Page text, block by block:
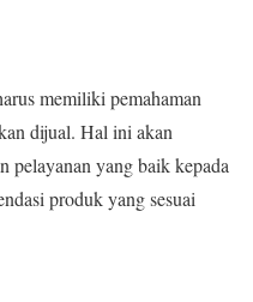
memiliki pemahaman
dijual. Hal ini akan
pelayanan yang baik kepada
produk yang sesuai